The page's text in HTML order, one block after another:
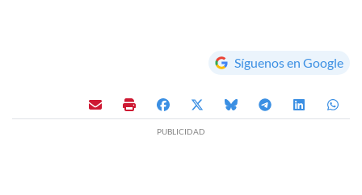
Síguenos en Google